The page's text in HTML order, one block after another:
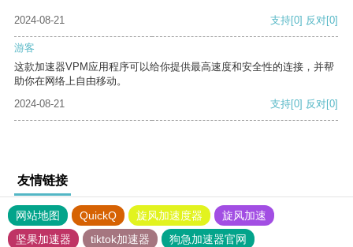
2024-08-21 支持[0] 反对[0]
游客
这款加速器VPM应用程序可以给你提供最高速度和安全性的连接，并帮
助你在网络上自由移动。
2024-08-21
支持[0] 反对[0]
友情链接
网站地图 QuickQ 旋风加速度器
旋风加速
坚果加速器
tiktok加速器
狗急加速器官网